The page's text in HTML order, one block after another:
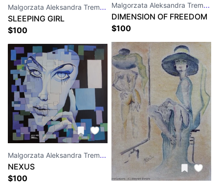
Malgorzata Aleksandra Trembla
SLEEPING GIRL
$100
Malgorzata Aleksandra Trembla
NEXUS
$100
Malgorzata Aleksandra Trembla
DIMENSION OF FREEDOM
$100